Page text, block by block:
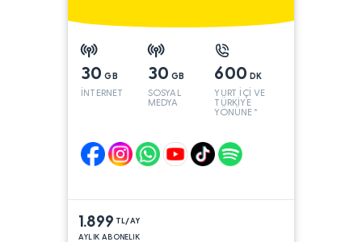
30 GB
İNTERNET
30 GB
SOSYAL
MEDYA
600 DK
YURT İÇİ VE
TÜRKİYE
YÖNÜNE*
1.899 TL/AY
AYLIK ABONELIK